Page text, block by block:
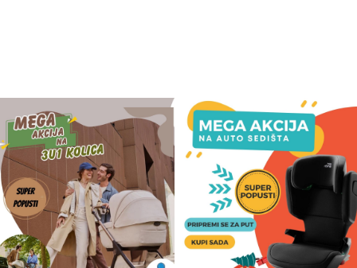
AKCIJA
Prodavnica
Call Centar
011 438 1 000